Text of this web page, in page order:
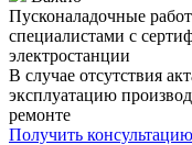
Пусконаладочные
специалистами с
электростанции
В случае отсутствия
эксплуатацию
ремонте
Получить